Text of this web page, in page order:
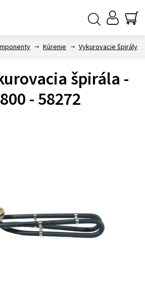
Kúrenie Vykurovacie špirály
špirála -
- 58272